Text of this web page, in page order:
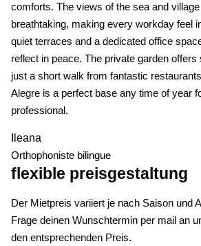
comforts. The views of the sea and
breathtaking, making every workday feel
quiet terraces and a dedicated office
reflect in peace. The private garden offers
just a short walk from fantastic
Alegre is a perfect base any time of year
professional.
Ileana
Orthophoniste bilingue
flexible preisgestaltung
Der Mietpreis variiert je nach Saison und
Frage deinen Wunschtermin per mail an
den entsprechenden Preis.